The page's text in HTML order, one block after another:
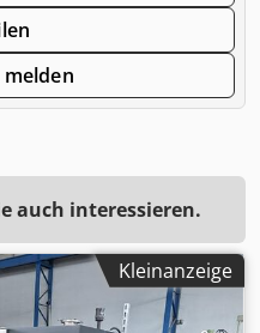
auch interessieren.
Kleinanzeige